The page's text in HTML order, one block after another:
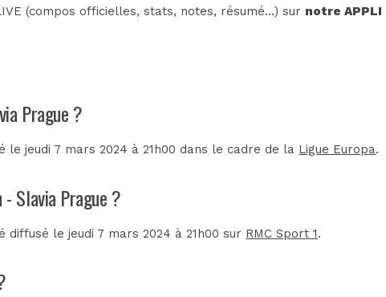
(compos officielles, stats, notes, résumé...) sur notre APPLI
Prague ?
jeudi 7 mars 2024 à 21h00 dans le cadre de la Ligue Europa.
Slavia Prague ?
diffusé le jeudi 7 mars 2024 à 21h00 sur RMC Sport 1.